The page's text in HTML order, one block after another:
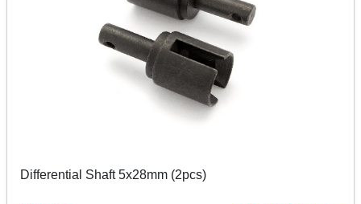
Differential Shaft 5x28mm (2pcs)